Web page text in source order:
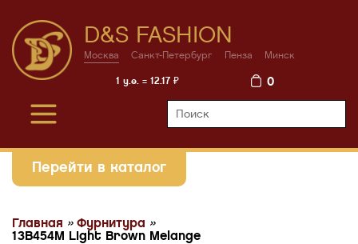
D&S FASHION
Москва Санкт-Петербург Пенза Минск
1 у.е. = 12.17 ₽ 0
Перейти в каталог
Главная » Фурнитура »
13B454М Light Brown Melange